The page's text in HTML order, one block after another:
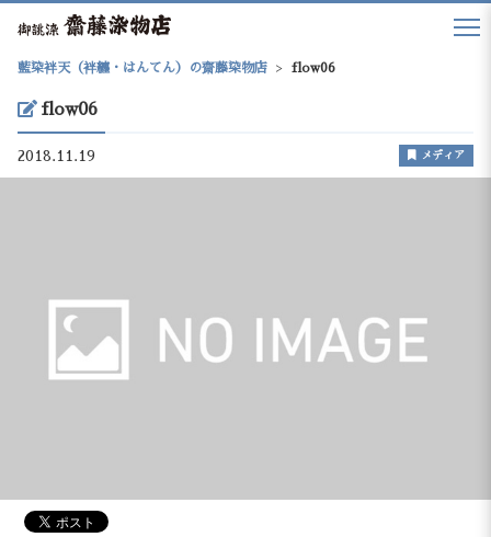
藍染袢天（袢纏・はんてん）の齋藤染物店 > flow06
flow06
2018.11.19 メディア